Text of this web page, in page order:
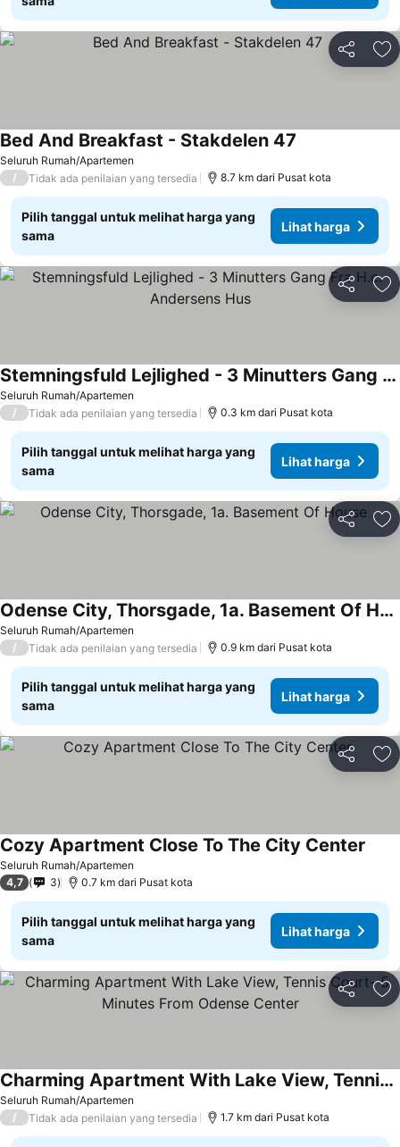
Bagikan
Seluruh Rumah/Apartemen
Bed And Breakfast - Stakdelen 47
/ Tidak ada penilaian yang tersedia 8.7 km dari Pusat kota
Pilih tanggal untuk melihat harga yang
sama
Lihat harga
Bagikan
Seluruh Rumah/Apartemen
Stemningsfuld Lejlighed - 3 Minutters Gang Fra H.c. Andersens Hus
Lihat harga
/ Tidak ada penilaian yang tersedia 0.3 km dari Pusat kota
Pilih tanggal untuk melihat harga yang
sama
Lihat harga
Bagikan
Seluruh Rumah/Apartemen
Odense City, Thorsgade, 1a. Basement Of House .
Lihat harga
/ Tidak ada penilaian yang tersedia 0.9 km dari Pusat kota
Pilih tanggal untuk melihat harga yang
sama
Lihat harga
Bagikan
Seluruh Rumah/Apartemen
Cozy Apartment Close To The City Center
4,7 3 0.7 km dari Pusat kota
Pilih tanggal untuk melihat harga yang
sama
Lihat harga
Bagikan
Seluruh Rumah/Apartemen
Charming Apartment With Lake View, Tennis Court- 5 Minutes From Odense Center
Lihat harga
/ Tidak ada penilaian yang tersedia 1.7 km dari Pusat kota